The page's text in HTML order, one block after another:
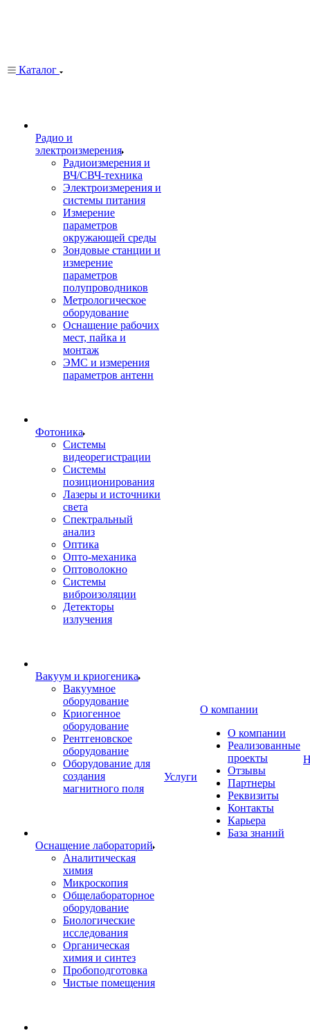
Каталог
Радио и
электроизмерения
Радиоизмерения и
ВЧ/СВЧ-техника
Электроизмерения и
системы питания
Измерение
параметров
окружающей среды
Зондовые станции и
измерение
параметров
полупроводников
Метрологическое
оборудование
Оснащение рабочих
мест, пайка и
монтаж
ЭМС и измерения
параметров антенн
Фотоника
Cистемы
видеорегистрации
Системы
позиционирования
Лазеры и источники
света
Спектральный
анализ
Оптика
Опто-механика
Оптоволокно
Системы
виброизоляции
Детекторы
излучения
Вакуум и криогеника
Вакуумное
оборудование
Криогенное
оборудование
Рентгеновское
оборудование
Оборудование для
создания
магнитного поля
Оснащение лабораторий
Аналитическая
химия
Микроскопия
Общелабораторное
оборудование
Биологические
исследования
Органическая
химия и синтез
Пробоподготовка
Чистые помещения
Услуги
О компании
О компании
Реализованные
проекты
Отзывы
Партнеры
Реквизиты
Контакты
Карьера
База знаний